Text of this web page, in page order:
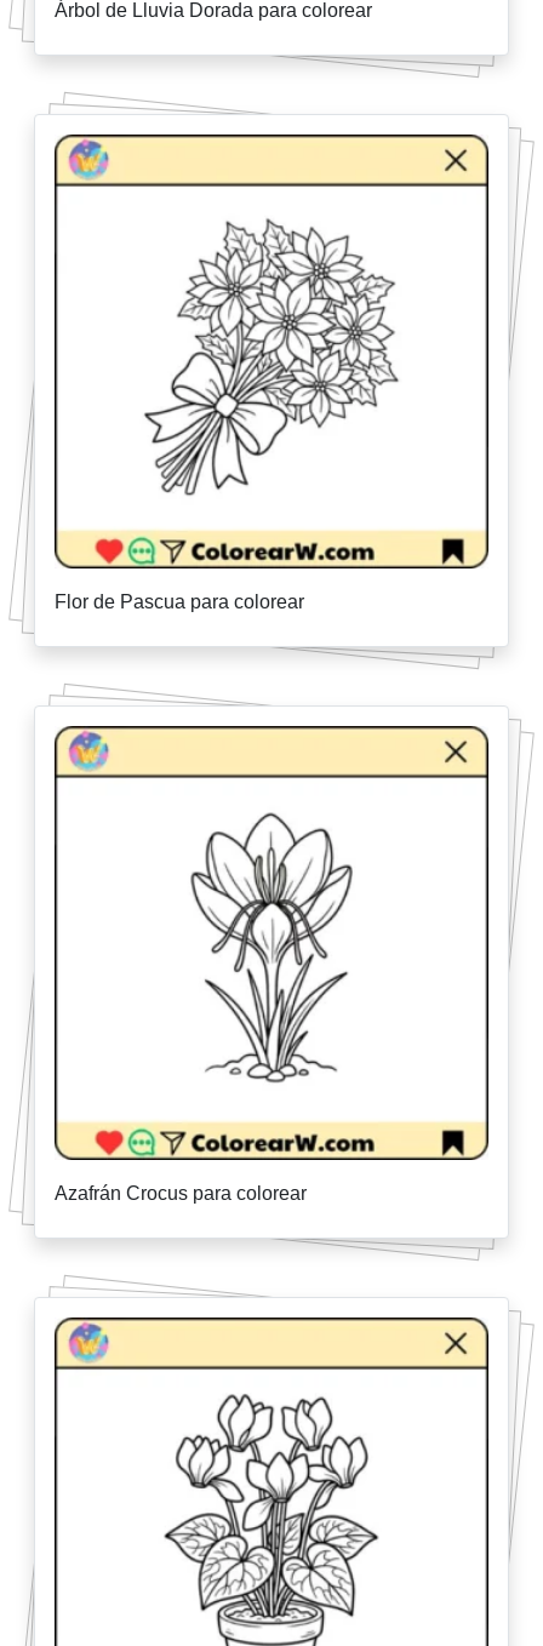
Árbol de Lluvia Dorada para colorear
Flor de Pascua para colorear
Azafrán Crocus para colorear